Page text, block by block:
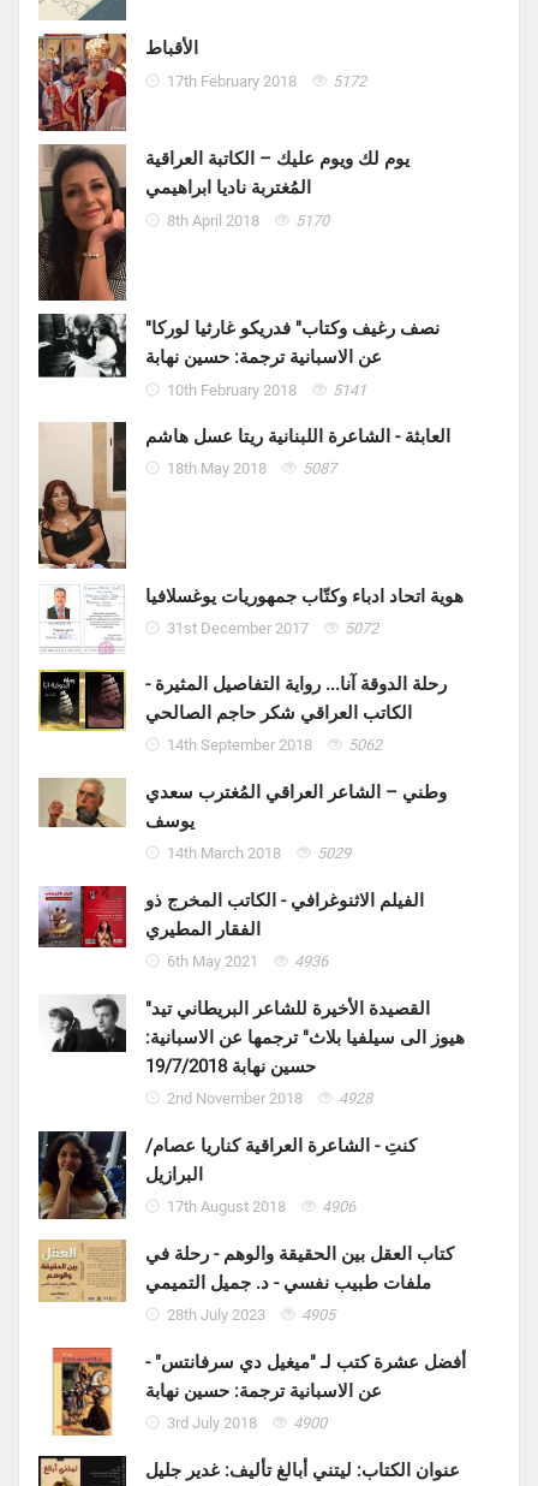
الأقباط
17th February 2018 5172
يوم لك ويوم عليك – الكاتبة العراقية
المُغتربة ناديا ابراهيمي
8th April 2018 5170
"نصف رغيف وكتاب" فدريكو غارثيا لوركا
عن الاسبانية ترجمة: حسين نهابة
10th February 2018 5141
العابثة - الشاعرة اللبنانية ريتا عسل هاشم
18th May 2018 5087
هوية اتحاد ادباء وكتّاب جمهوريات يوغسلافيا
31st December 2017 5072
رحلة الدوقة آنا... رواية التفاصيل المثيرة -
الكاتب العراقي شكر حاجم الصالحي
14th September 2018 5062
وطني – الشاعر العراقي المُغترب سعدي
يوسف
14th March 2018 5029
الفيلم الاثنوغرافي - الكاتب المخرج ذو
الفقار المطيري
6th May 2021 4936
"القصيدة الأخيرة للشاعر البريطاني تيد
هيوز الى سيلفيا بلاث" ترجمها عن الاسبانية:
حسين نهابة 19/7/2018
2nd November 2018 4928
كنتِ - الشاعرة العراقية كناريا عصام/
البرازيل
17th August 2018 4906
كتاب العقل بين الحقيقة والوهم - رحلة في
ملفات طبيب نفسي - د. جميل التميمي
28th July 2023 4905
أفضل عشرة كتب لـ "ميغيل دي سرفانتس" -
عن الاسبانية ترجمة: حسين نهابة
3rd July 2018 4900
عنوان الكتاب: ليتني أبالغ تأليف: غدير جليل